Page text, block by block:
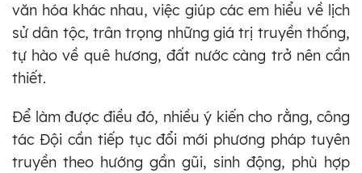
văn hóa khác nhau, việc giúp các em hiểu về lịch
sử dân tộc, trân trọng những giá trị truyền thống,
tự hào về quê hương, đất nước càng trở nên cần
thiết.
Để làm được điều đó, nhiều ý kiến cho rằng, công
tác Đội cần tiếp tục đổi mới phương pháp tuyên
truyền theo hướng gần gũi, sinh động, phù hợp